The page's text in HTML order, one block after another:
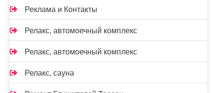
Реклама и Контакты
Релакс, автомоечный комплекс
Релакс, автомоечный комплекс
Релакс, сауна